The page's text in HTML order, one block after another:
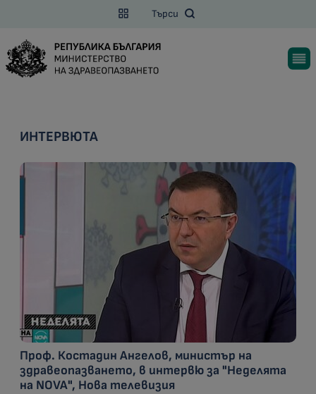
Търси
ИНТЕРВЮТА
Проф. Костадин Ангелов, министър на
здравеопазването, в интервю за "Неделята
на NOVA", Нова телевизия